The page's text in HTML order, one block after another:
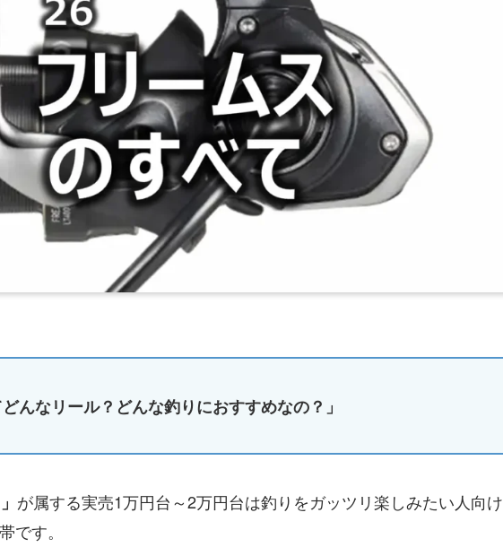
んなリール？どんな釣りにおすすめなの？」
が属する実売1万円台～2万円台は釣りをガッツリ楽しみたい人向け
です。